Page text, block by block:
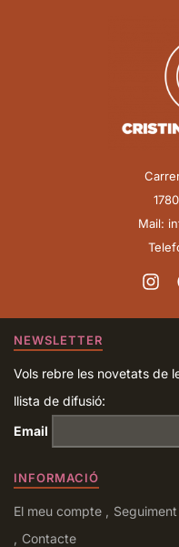
Mail:
NEWSLETTER
Vols rebre les novetats de
llista de difusió:
Email
INFORMACIÓ
El meu compte
Contacte